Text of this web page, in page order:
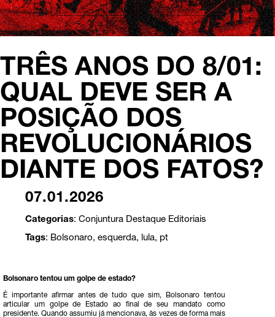
TRÊS ANOS DO 8/01:
QUAL DEVE SER A
POSIÇÃO DOS
REVOLUCIONÁRIOS
DIANTE DOS FATOS?
07.01.2026
Categorias: Conjuntura Destaque Editoriais
Tags: Bolsonaro, esquerda, lula, pt
Bolsonaro tentou um golpe de estado?
É importante afirmar antes de tudo que sim, Bolsonaro tentou
articular um golpe de Estado ao final de seu mandato como
presidente. Quando assumiu já mencionava, às vezes de forma mais